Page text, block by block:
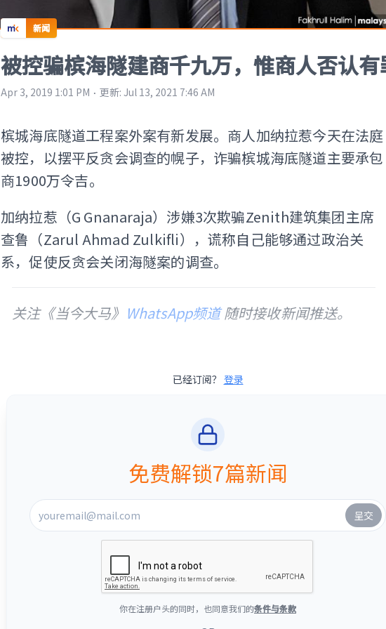
新闻
被控骗槟海隧建商千九万，惟商人否认有
Apr 3, 2019 1:01 PM ⋅ 更新: Jul 13, 2021 7:46 AM
槟城海底隧道工程案外案有新发展。商人加纳拉惹今天在法庭
被控，以摆平反贪会调查的幌子，诈骗槟城海底隧道主要承包
商1900万令吉。
加纳拉惹（G Gnanaraja）涉嫌3次欺骗Zenith建筑集团主席
查鲁（Zarul Ahmad Zulkifli），谎称自己能够通过政治关
系，促使反贪会关闭海隧案的调查。
关注《当今大马》 WhatsApp频道随时接收新闻推送。
已经订阅？ 登录
免费解锁7篇新闻
你在注册户头的同时，也同意我们的条件与条款